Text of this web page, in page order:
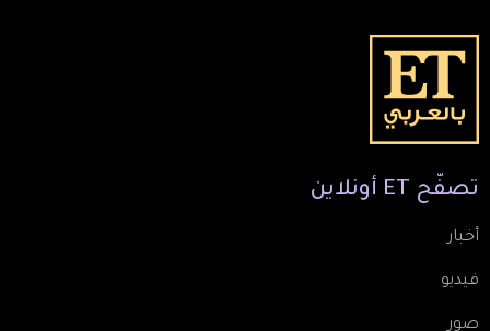
تصفّح ET أونلاين
أخبار
فيديو
صور